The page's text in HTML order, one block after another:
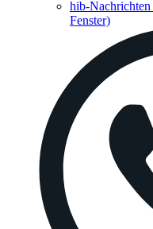
hib-Nachrichten
Fenster)